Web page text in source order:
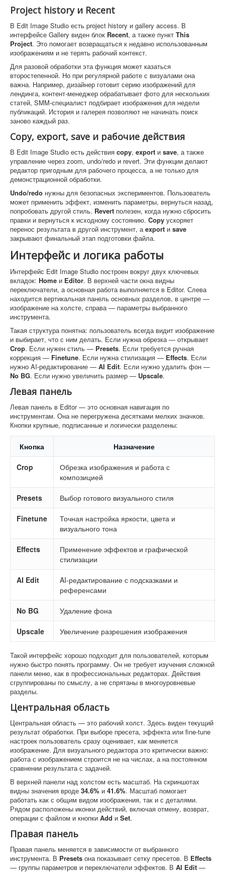
Project history и Recent
В Edit Image Studio есть project history и gallery access. В
интерфейсе Gallery виден блок Recent, а также пункт This
Project. Это помогает возвращаться к недавно использованным
изображениям и не терять рабочий контекст.
Для разовой обработки эта функция может казаться
второстепенной. Но при регулярной работе с визуалами она
важна. Например, дизайнер готовит серию изображений для
лендинга, контент-менеджер обрабатывает фото для нескольких
статей, SMM-специалист подбирает изображения для недели
публикаций. История и галерея позволяют не начинать поиск
заново каждый раз.
Copy, export, save и рабочие действия
В Edit Image Studio есть действия copy, export и save, а также
управление через zoom, undo/redo и revert. Эти функции делают
редактор пригодным для рабочего процесса, а не только для
демонстрационной обработки.
Undo/redo нужны для безопасных экспериментов. Пользователь
может применить эффект, изменить параметры, вернуться назад,
попробовать другой стиль. Revert полезен, когда нужно сбросить
правки и вернуться к исходному состоянию. Copy ускоряет
перенос результата в другой инструмент, аexport и save
закрывают финальный этап подготовки файла.
Интерфейс и логика работы
Интерфейс Edit Image Studio построен вокруг двух ключевых
вкладок: Home и Editor. В верхней части окна видны
переключатели, а основная работа выполняется в Editor. Слева
находится вертикальная панель основных разделов, в центре —
изображение на холсте, справа — параметры выбранного
инструмента.
Такая структура понятна: пользователь всегда видит изображение
и выбирает, что с ним делать. Если нужна обрезка — открывает
Crop. Если нужен стиль — Presets. Если требуется ручная
коррекция — Finetune. Если нужна стилизация — Effects. Если
нужно AI-редактирование — AI Edit. Если нужно удалить фон —
No BG. Если нужно увеличить размер — Upscale.
Левая панель
Левая панель в Editor — это основная навигация по
инструментам. Она не перегружена десятками мелких значков.
Кнопки крупные, подписанные и логически разделены:
Кнопка Назначение
Crop
Обрезка изображения и работа с
композицией
Presets Выбор готового визуального стиля
Finetune
Точная настройка яркости, цвета и
визуального тона
Effects
Применение эффектов и графической
стилизации
AI Edit
AI-редактирование с подсказками и
референсами
No BG Удаление фона
Upscale Увеличение разрешения изображения
Такой интерфейс хорошо подходит для пользователей, которым
нужно быстро понять программу. Он не требует изучения сложной
панели меню, как в профессиональных редакторах. Действия
сгруппированы по смыслу, а не спрятаны в многоуровневые
разделы.
Центральная область
Центральная область — это рабочий холст. Здесь виден текущий
результат обработки. При выборе пресета, эффекта или fine-tune
настроек пользователь сразу оценивает, как меняется
изображение. Для визуального редактора это критически важно:
работа с изображением строится не на числах, а на постоянном
сравнении результата с задачей.
В верхней панели над холстом есть масштаб. На скриншотах
видны значения вроде 34.6% и 41.6%. Масштаб помогает
работать как с общим видом изображения, так и с деталями.
Рядом расположены иконки действий, включая отмену, возврат,
операции с файлом и кнопки Add и Set.
Правая панель
Правая панель меняется в зависимости от выбранного
инструмента. В Presets она показывает сетку пресетов. В Effects
— группы параметров и переключатели эффектов. В AI Edit —